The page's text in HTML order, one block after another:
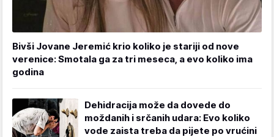
Bivši Jovane Jeremić krio koliko je stariji od nove
verenice: Smotala ga za tri meseca, a evo koliko ima
godina
Dehidracija može da dovede do
moždanih i srčanih udara: Evo koliko
vode zaista treba da pijete po vrućini